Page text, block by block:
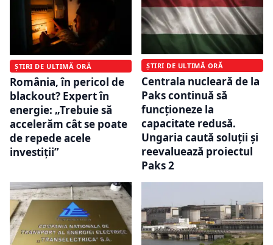
ȘTIRI DE ULTIMĂ ORĂ
România, în pericol de
blackout? Expert în
energie: „Trebuie să
accelerăm cât se poate
de repede acele
investiții”
ȘTIRI DE ULTIMĂ ORĂ
Centrala nucleară de la
Paks continuă să
funcționeze la
capacitate redusă.
Ungaria caută soluții și
reevaluează proiectul
Paks 2